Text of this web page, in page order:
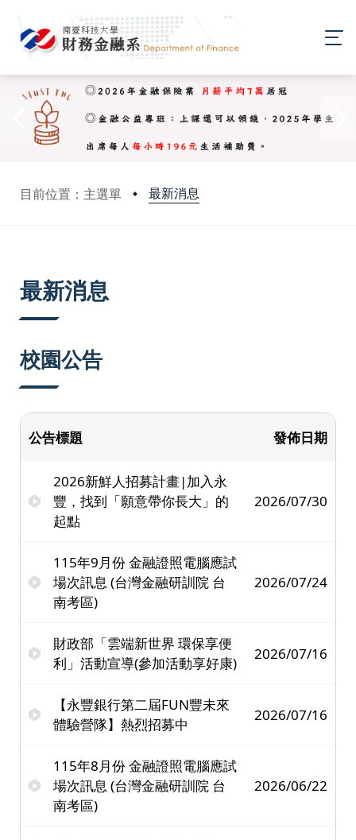
目前位置：主選單 最新消息
最新消息
校園公告
公告標題 發佈日期
2026新鮮人招募計畫|加入永
豐，找到「願意帶你長大」的
起點
2026/07/30
115年9月份 金融證照電腦應試
場次訊息 (台灣金融研訓院 台
南考區)
2026/07/24
財政部「雲端新世界 環保享便
利」活動宣導(參加活動享好康)
2026/07/16
【永豐銀行第二屆FUN豐未來
體驗營隊】熱烈招募中
2026/07/16
115年8月份 金融證照電腦應試
場次訊息 (台灣金融研訓院 台
南考區)
2026/06/22